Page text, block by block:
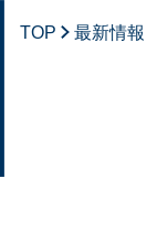
TOP 最新情報